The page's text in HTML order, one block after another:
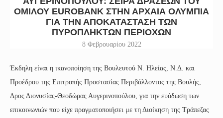
ΟΜΊΛΟΥ EUROBANK ΣΤΗΝ ΑΡΧΑΊΑ ΟΛΥΜΠΊΑ
ΓΙΑ ΤΗΝ ΑΠΟΚΑΤΆΣΤΑΣΗ ΤΩΝ
ΠΥΡΌΠΛΗΚΤΩΝ ΠΕΡΙΟΧΏΝ
8 Φεβρουαρίου 2022
Έκδηλη είναι η ικανοποίηση της Βουλευτού Ν. Ηλείας, Ν.Δ. και
Προέδρου της Επιτροπής Προστασίας Περιβάλλοντος της Βουλής,
Δρος Διονυσίας-Θεοδώρας Αυγερινοπούλου, για την ευόδωση των
επικοινωνιών που είχε πραγματοποιήσει με τη Διοίκηση της Τράπεζας